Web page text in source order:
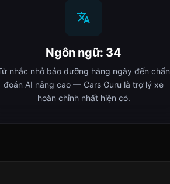
Ngôn ngữ: 34
nhắc nhở bảo dưỡng hàng ngày đến chẩn
đoán AI nâng cao — Cars Guru là trợ lý xe
hoàn chỉnh nhất hiện có.